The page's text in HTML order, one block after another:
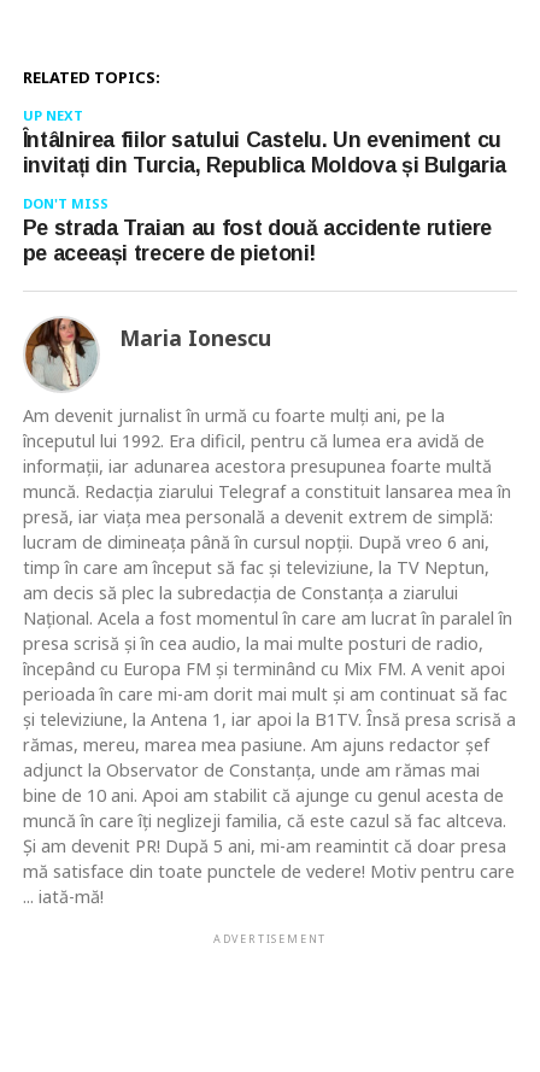
RELATED TOPICS:
UP NEXT
Întâlnirea fiilor satului Castelu. Un eveniment cu
invitați din Turcia, Republica Moldova și Bulgaria
DON'T MISS
Pe strada Traian au fost două accidente rutiere
pe aceeași trecere de pietoni!
Maria Ionescu
Am devenit jurnalist în urmă cu foarte mulţi ani, pe la
începutul lui 1992. Era dificil, pentru că lumea era avidă de
informaţii, iar adunarea acestora presupunea foarte multă
muncă. Redacţia ziarului Telegraf a constituit lansarea mea în
presă, iar viaţa mea personală a devenit extrem de simplă:
lucram de dimineaţa până în cursul nopţii. După vreo 6 ani,
timp în care am început să fac şi televiziune, la TV Neptun,
am decis să plec la subredacţia de Constanţa a ziarului
Naţional. Acela a fost momentul în care am lucrat în paralel în
presa scrisă şi în cea audio, la mai multe posturi de radio,
începând cu Europa FM şi terminând cu Mix FM. A venit apoi
perioada în care mi-am dorit mai mult şi am continuat să fac
şi televiziune, la Antena 1, iar apoi la B1TV. Însă presa scrisă a
rămas, mereu, marea mea pasiune. Am ajuns redactor şef
adjunct la Observator de Constanţa, unde am rămas mai
bine de 10 ani. Apoi am stabilit că ajunge cu genul acesta de
muncă în care îţi neglizeji familia, că este cazul să fac altceva.
Şi am devenit PR! După 5 ani, mi-am reamintit că doar presa
mă satisface din toate punctele de vedere! Motiv pentru care
... iată-mă!
ADVERTISEMENT